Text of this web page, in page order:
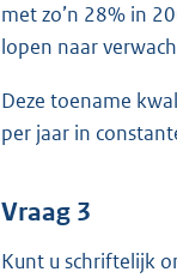
met zo’n 28% in
lopen naar
Deze toename
per jaar in
Vraag 3
Kunt u schriftelijk